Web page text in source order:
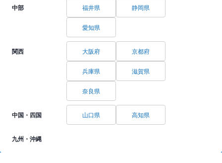
中部 福井県 静岡県
愛知県
関西 大阪府 京都府
兵庫県 滋賀県
奈良県
中国・四国 山口県 高知県
九州・沖縄